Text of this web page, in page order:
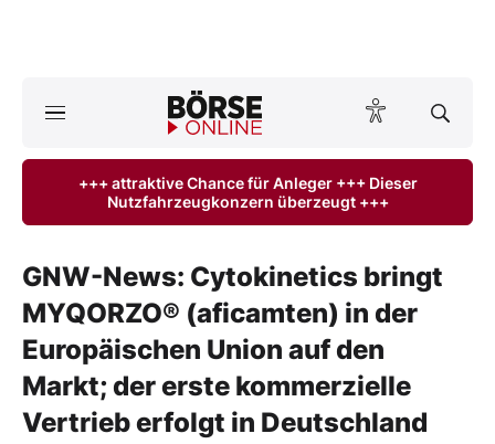
ktuelle Ausgabe BÖRSE ONLINE lesen
Finanz-Check
Abo & Shop
BO-Musterdepots
+++ attraktive Chance für Anleger +++ Dieser
Nutzfahrzeugkonzern überzeugt +++
GNW-News: Cytokinetics bringt
MYQORZO® (aficamten) in der
Europäischen Union auf den
Markt; der erste kommerzielle
Vertrieb erfolgt in Deutschland